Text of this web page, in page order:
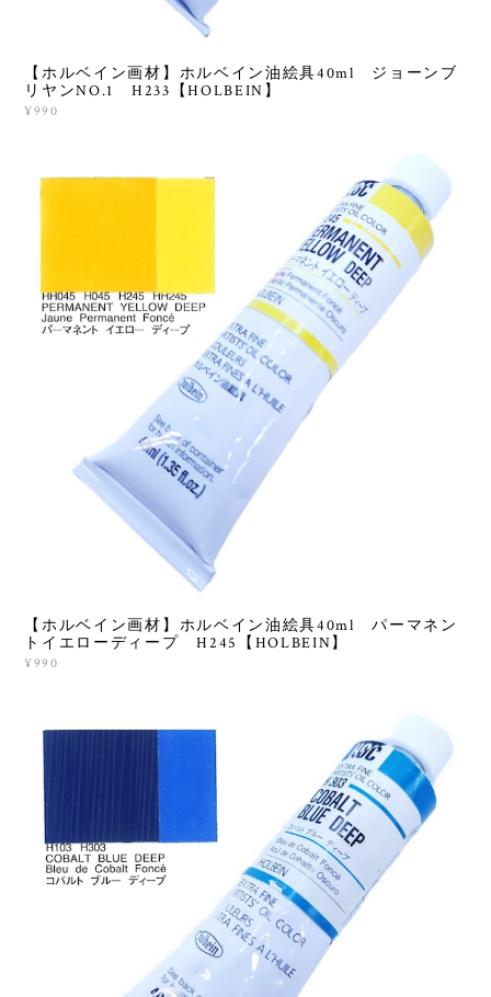
【ホルベイン画材】ホルベイン油絵具40ml ジョーンブ
リヤンNO.1 H233【HOLBEIN】
¥990
【ホルベイン画材】ホルベイン油絵具40ml パーマネン
トイエローディープ H245【HOLBEIN】
¥990